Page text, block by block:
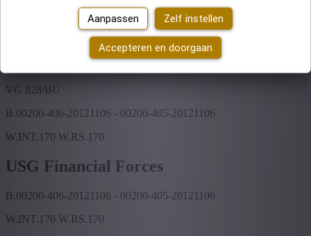
Aanpassen Zelf instellen
Accepteren en doorgaan
B.00200-406-20121106 - 00200-405-20121106
W.INT.170 W.RS.170
USG Finance Professionals Temping
VG 828/BU
B.00200-406-20121106 - 00200-405-20121106
W.INT.170 W.RS.170
USG Financial Forces
B.00200-406-20121106 - 00200-405-20121106
W.INT.170 W.RS.170